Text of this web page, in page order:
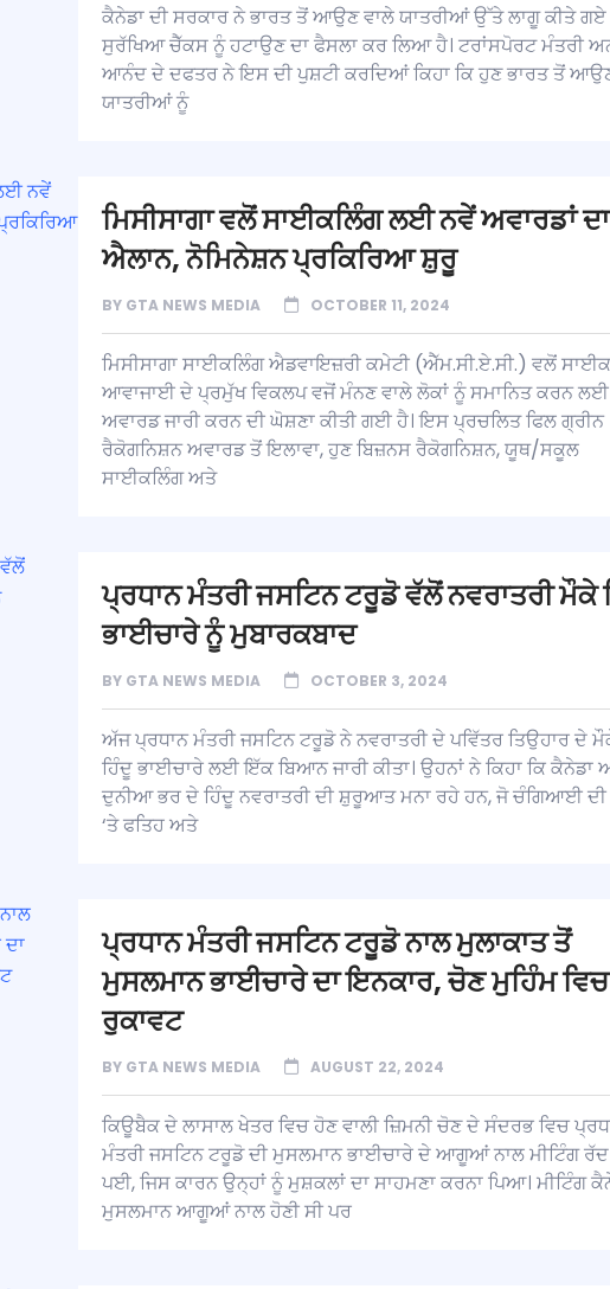
ਕੈਨੇਡਾ ਦੀ ਸਰਕਾਰ ਨੇ ਭਾਰਤ ਤੋਂ ਆਉਣ ਵਾਲੇ ਯਾਤਰੀਆਂ ਉੱਤੇ ਲਾਗੂ ਕੀਤੇ ਗਏ
ਸੁਰੱਖਿਆ ਚੈੱਕਸ ਨੂੰ ਹਟਾਉਣ ਦਾ ਫੈਸਲਾ ਕਰ ਲਿਆ ਹੈ। ਟਰਾਂਸਪੋਰਟ ਮੰਤਰੀ
ਆਨੰਦ ਦੇ ਦਫਤਰ ਨੇ ਇਸ ਦੀ ਪੁਸ਼ਟੀ ਕਰਦਿਆਂ ਕਿਹਾ ਕਿ ਹੁਣ ਭਾਰਤ ਤੋਂ
ਯਾਤਰੀਆਂ ਨੂੰ
ਮਿਸੀਸਾਗਾ ਵਲੋਂ ਸਾਈਕਲਿੰਗ ਲਈ ਨਵੇਂ ਅਵਾਰਡਾਂ ਦਾ
ਐਲਾਨ, ਨੋਮਿਨੇਸ਼ਨ ਪ੍ਰਕਿਰਿਆ ਸ਼ੁਰੂ
BY GTA NEWS MEDIA OCTOBER 11, 2024
ਮਿਸੀਸਾਗਾ ਸਾਈਕਲਿੰਗ ਐਡਵਾਇਜ਼ਰੀ ਕਮੇਟੀ (ਐੱਮ.ਸੀ.ਏ.ਸੀ.) ਵਲੋਂ
ਆਵਾਜਾਈ ਦੇ ਪ੍ਰਮੁੱਖ ਵਿਕਲਪ ਵਜੋਂ ਮੰਨਣ ਵਾਲੇ ਲੋਕਾਂ ਨੂੰ ਸਮਾਨਿਤ ਕਰਨ
ਅਵਾਰਡ ਜਾਰੀ ਕਰਨ ਦੀ ਘੋਸ਼ਣਾ ਕੀਤੀ ਗਈ ਹੈ। ਇਸ ਪ੍ਰਚਲਿਤ ਫਿਲ ਗ੍ਰੀਨ
ਰੈਕੋਗਨਿਸ਼ਨ ਅਵਾਰਡ ਤੋਂ ਇਲਾਵਾ, ਹੁਣ ਬਿਜ਼ਨਸ ਰੈਕੋਗਨਿਸ਼ਨ, ਯੂਥ/ਸਕੂਲ
ਸਾਈਕਲਿੰਗ ਅਤੇ
ਪ੍ਰਧਾਨ ਮੰਤਰੀ ਜਸਟਿਨ ਟਰੂਡੋ ਵੱਲੋਂ ਨਵਰਾਤਰੀ ਮੌਕੇ
ਭਾਈਚਾਰੇ ਨੂੰ ਮੁਬਾਰਕਬਾਦ
BY GTA NEWS MEDIA OCTOBER 3, 2024
ਅੱਜ ਪ੍ਰਧਾਨ ਮੰਤਰੀ ਜਸਟਿਨ ਟਰੂਡੋ ਨੇ ਨਵਰਾਤਰੀ ਦੇ ਪਵਿੱਤਰ ਤਿਉਹਾਰ ਦੇ
ਹਿੰਦੂ ਭਾਈਚਾਰੇ ਲਈ ਇੱਕ ਬਿਆਨ ਜਾਰੀ ਕੀਤਾ। ਉਹਨਾਂ ਨੇ ਕਿਹਾ ਕਿ ਕੈਨੇਡਾ
ਦੁਨੀਆ ਭਰ ਦੇ ਹਿੰਦੂ ਨਵਰਾਤਰੀ ਦੀ ਸ਼ੁਰੂਆਤ ਮਨਾ ਰਹੇ ਹਨ, ਜੋ ਚੰਗਿਆਈ
‘ਤੇ ਫਤਿਹ ਅਤੇ
ਪ੍ਰਧਾਨ ਮੰਤਰੀ ਜਸਟਿਨ ਟਰੂਡੋ ਨਾਲ ਮੁਲਾਕਾਤ ਤੋਂ
ਮੁਸਲਮਾਨ ਭਾਈਚਾਰੇ ਦਾ ਇਨਕਾਰ, ਚੋਣ ਮੁਹਿੰਮ ਵਿਚ
ਰੁਕਾਵਟ
BY GTA NEWS MEDIA AUGUST 22, 2024
ਕਿਊਬੈਕ ਦੇ ਲਾਸਾਲ ਖੇਤਰ ਵਿਚ ਹੋਣ ਵਾਲੀ ਜ਼ਿਮਨੀ ਚੋਣ ਦੇ ਸੰਦਰਭ ਵਿਚ
ਮੰਤਰੀ ਜਸਟਿਨ ਟਰੂਡੋ ਦੀ ਮੁਸਲਮਾਨ ਭਾਈਚਾਰੇ ਦੇ ਆਗੂਆਂ ਨਾਲ ਮੀਟਿੰਗ
ਪਈ, ਜਿਸ ਕਾਰਨ ਉਨ੍ਹਾਂ ਨੂੰ ਮੁਸ਼ਕਲਾਂ ਦਾ ਸਾਹਮਣਾ ਕਰਨਾ ਪਿਆ। ਮੀਟਿੰਗ
ਮੁਸਲਮਾਨ ਆਗੂਆਂ ਨਾਲ ਹੋਣੀ ਸੀ ਪਰ